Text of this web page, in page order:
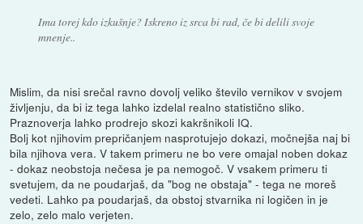
Ima torej kdo izkušnje? Iskreno iz srca bi rad, če bi delili svoje
mnenje..
Mislim, da nisi srečal ravno dovolj veliko število vernikov v svojem
življenju, da bi iz tega lahko izdelal realno statistično sliko.
Praznoverja lahko prodrejo skozi kakršnikoli IQ.
Bolj kot njihovim prepričanjem nasprotujejo dokazi, močnejša naj bi
bila njihova vera. V takem primeru ne bo vere omajal noben dokaz
- dokaz neobstoja nečesa je pa nemogoč. V vsakem primeru ti
svetujem, da ne poudarjaš, da "bog ne obstaja" - tega ne moreš
vedeti. Lahko pa poudarjaš, da obstoj stvarnika ni logičen in je
zelo, zelo malo verjeten.